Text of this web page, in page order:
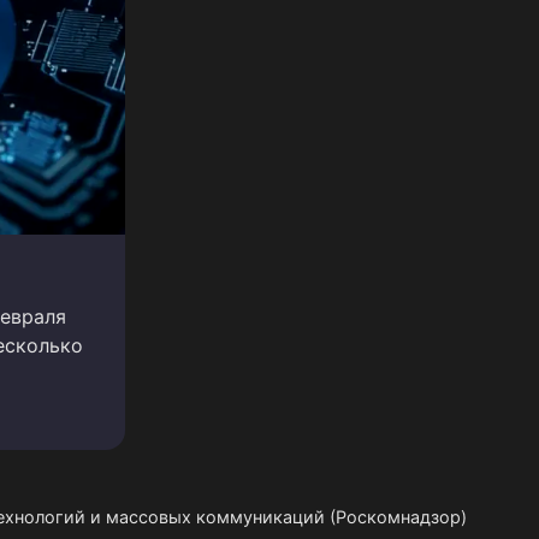
и массовых коммуникаций (Роскомнадзор)